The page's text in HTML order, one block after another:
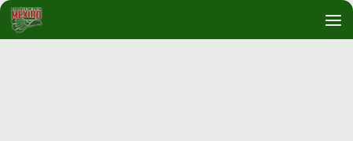
Debajo del contenido